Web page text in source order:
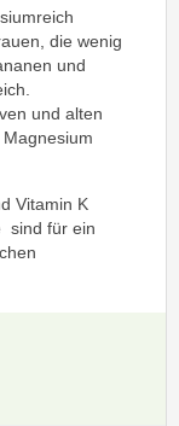
die wenig
und
und alten
Vitamin K
sind für ein